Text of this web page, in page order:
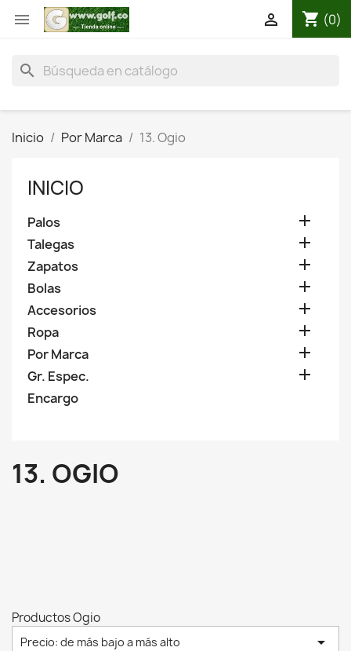
 shopping_cart (0)

search
Inicio Por Marca 13. Ogio
INICIO
Palos 
Talegas 
Zapatos 
Bolas 
Accesorios 
Ropa 
Por Marca 
Gr. Espec. 
Encargo
13. OGIO
Productos Ogio
Precio: de más bajo a más alto 